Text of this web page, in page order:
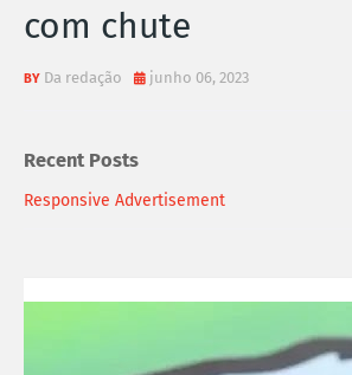
N
C
I
S
com chute
Da redação junho 06, 2023
Recent Posts
Responsive Advertisement